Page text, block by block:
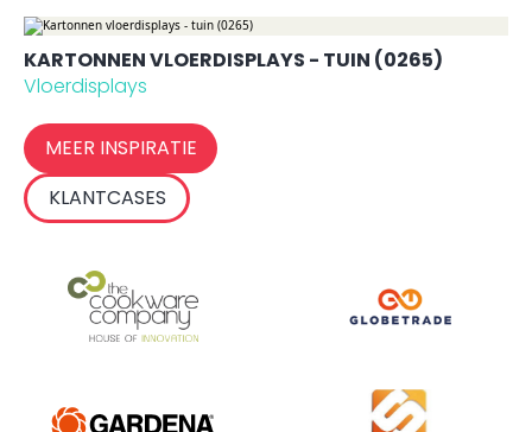
KARTONNEN VLOERDISPLAYS - TUIN (0265)
Vloerdisplays
MEER INSPIRATIE
KLANTCASES